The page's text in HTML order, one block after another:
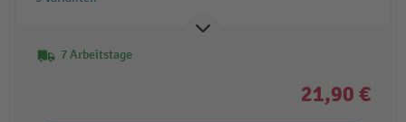
7 Arbeitstage
21,90 €